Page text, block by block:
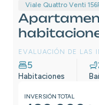
Viale Quattro Venti 156
EVALUACIÓN DE LAS
5
Habitaciones
INVERSIÓN TOTAL